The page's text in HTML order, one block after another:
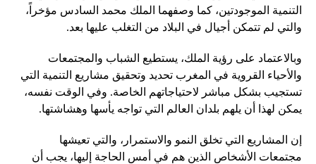
التنمية الموجودتين، كما وصفهما الملك محمد السادس مؤخراً،
والتي لم تتمكن أجيال في البلاد من التغلب عليها بعد.
وبالاعتماد على رؤية الملك، يستطيع الشباب والمجتمعات
والأحياء القروية في المغرب تحديد وتحقيق مشاريع التنمية التي
تستجيب بشكل مباشر لاحتياجاتهم الخاصة. وفي الوقت نفسه،
يمكن لهذا أن يلهم بلدان العالم التي تواجه يأسها وهشاشتها.
إن المشاريع التي تخلق النمو والاستمرار، والتي تعيشها
مجتمعات الأشخاص الذين هم في أمس الحاجة إليها، يجب أن